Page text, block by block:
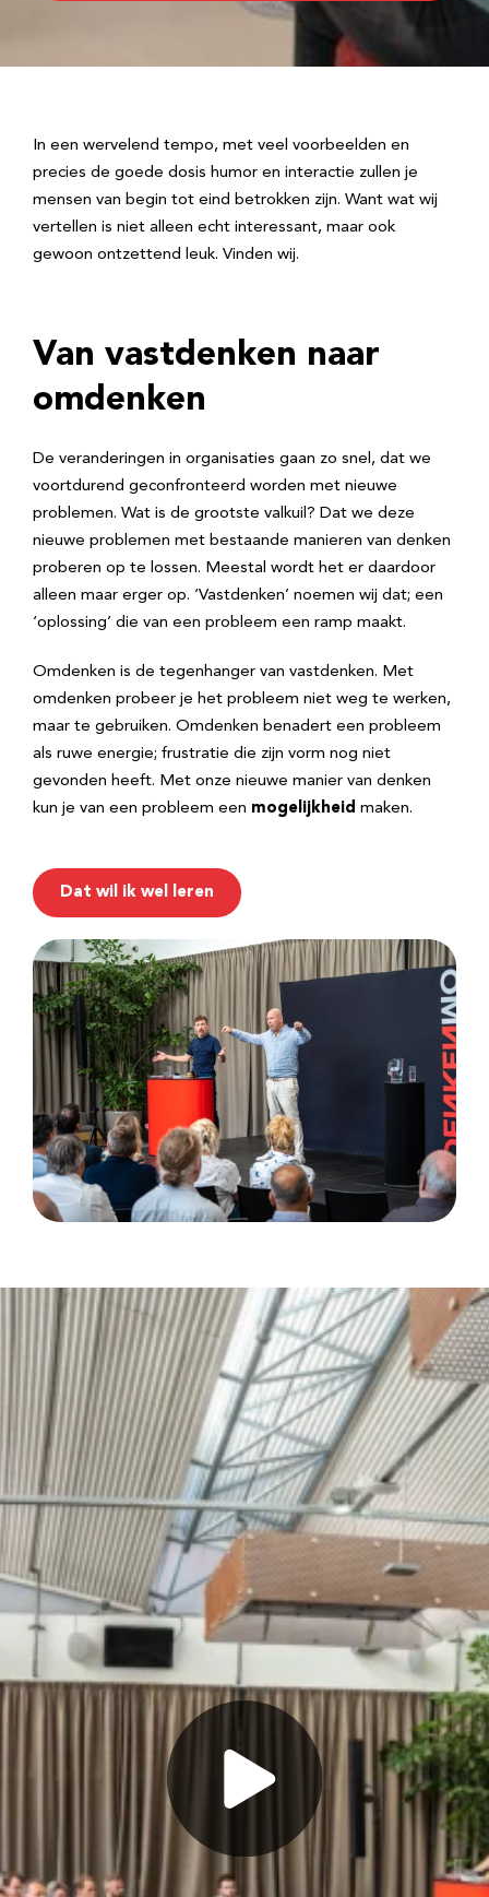
In een wervelend tempo, met veel voorbeelden en
precies de goede dosis humor en interactie zullen je
mensen van begin tot eind betrokken zijn. Want wat wij
vertellen is niet alleen echt interessant, maar ook
gewoon ontzettend leuk. Vinden wij.
Van vastdenken naar
omdenken
De veranderingen in organisaties gaan zo snel, dat we
voortdurend geconfronteerd worden met nieuwe
problemen. Wat is de grootste valkuil? Dat we deze
nieuwe problemen met bestaande manieren van denken
proberen op te lossen. Meestal wordt het er daardoor
alleen maar erger op. ‘Vastdenken’ noemen wij dat; een
‘oplossing’ die van een probleem een ramp maakt.
Omdenken is de tegenhanger van vastdenken. Met
omdenken probeer je het probleem niet weg te werken,
maar te gebruiken. Omdenken benadert een probleem
als ruwe energie; frustratie die zijn vorm nog niet
gevonden heeft. Met onze nieuwe manier van denken
kun je van een probleem een mogelijkheid maken.
Dat wil ik wel leren